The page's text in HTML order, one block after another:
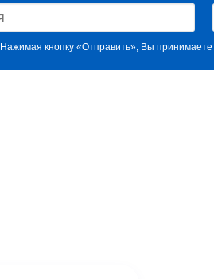
Нажимая кнопку «Отправить», Вы принимаете